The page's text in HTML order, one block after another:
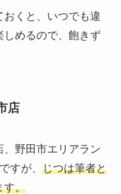
くと、いつでも違
しめるので、飽きず
店
野田市エリアラン
すが、 じつは筆者と
す。